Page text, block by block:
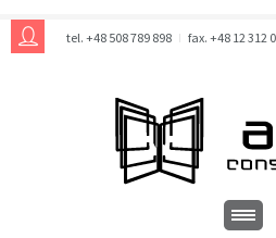
tel. +48 508 789 898 fax. +48 12 312